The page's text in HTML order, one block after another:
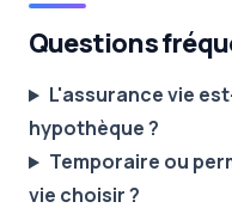
Questions
L'assurance vie
hypothèque ?
Temporaire ou
vie choisir ?